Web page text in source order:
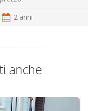
2 anni
anche